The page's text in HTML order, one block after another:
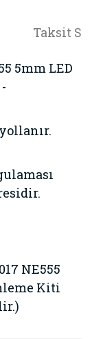
Taksit
5mm LED
NE555
Kiti